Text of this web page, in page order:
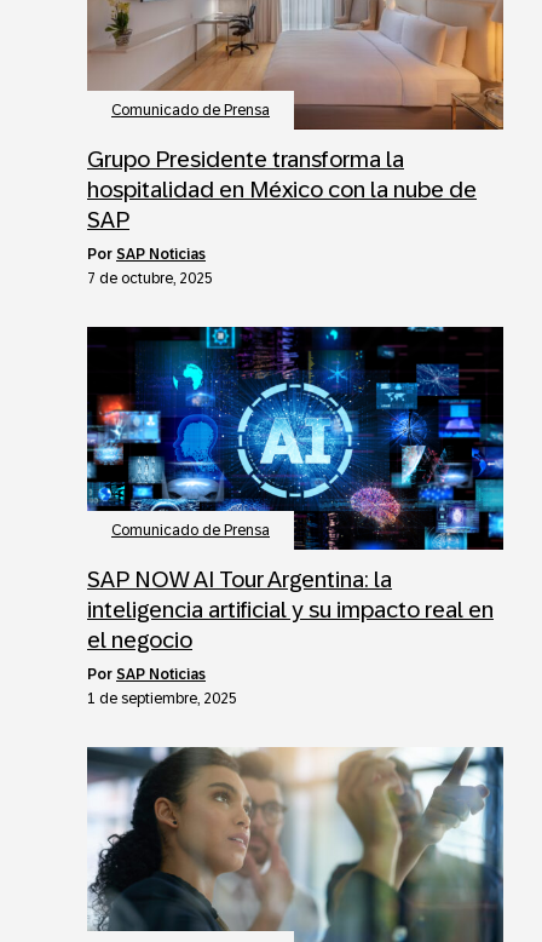
Comunicado de Prensa
Grupo Presidente transforma la
hospitalidad en México con la nube de
SAP
por SAP Noticias
7 de octubre, 2025
Comunicado de Prensa
SAP NOW AI Tour Argentina: la
inteligencia artificial y su impacto real en
el negocio
por SAP Noticias
1 de septiembre, 2025